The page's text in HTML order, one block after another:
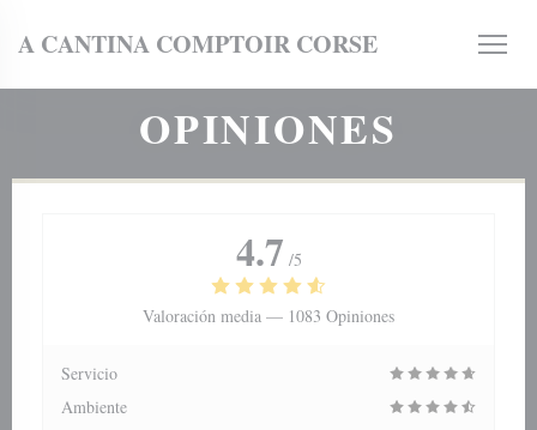
A CANTINA COMPTOIR CORSE
OPINIONES
4.7 /5
Valoración media — 1083 Opiniones
Servicio
Ambiente